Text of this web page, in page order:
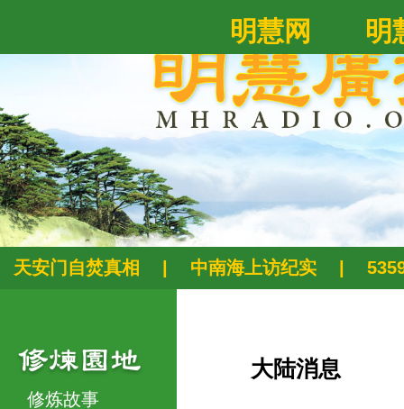
明慧网 明
天安门自焚真相 中南海上访纪实
修炼故事
大陆消息